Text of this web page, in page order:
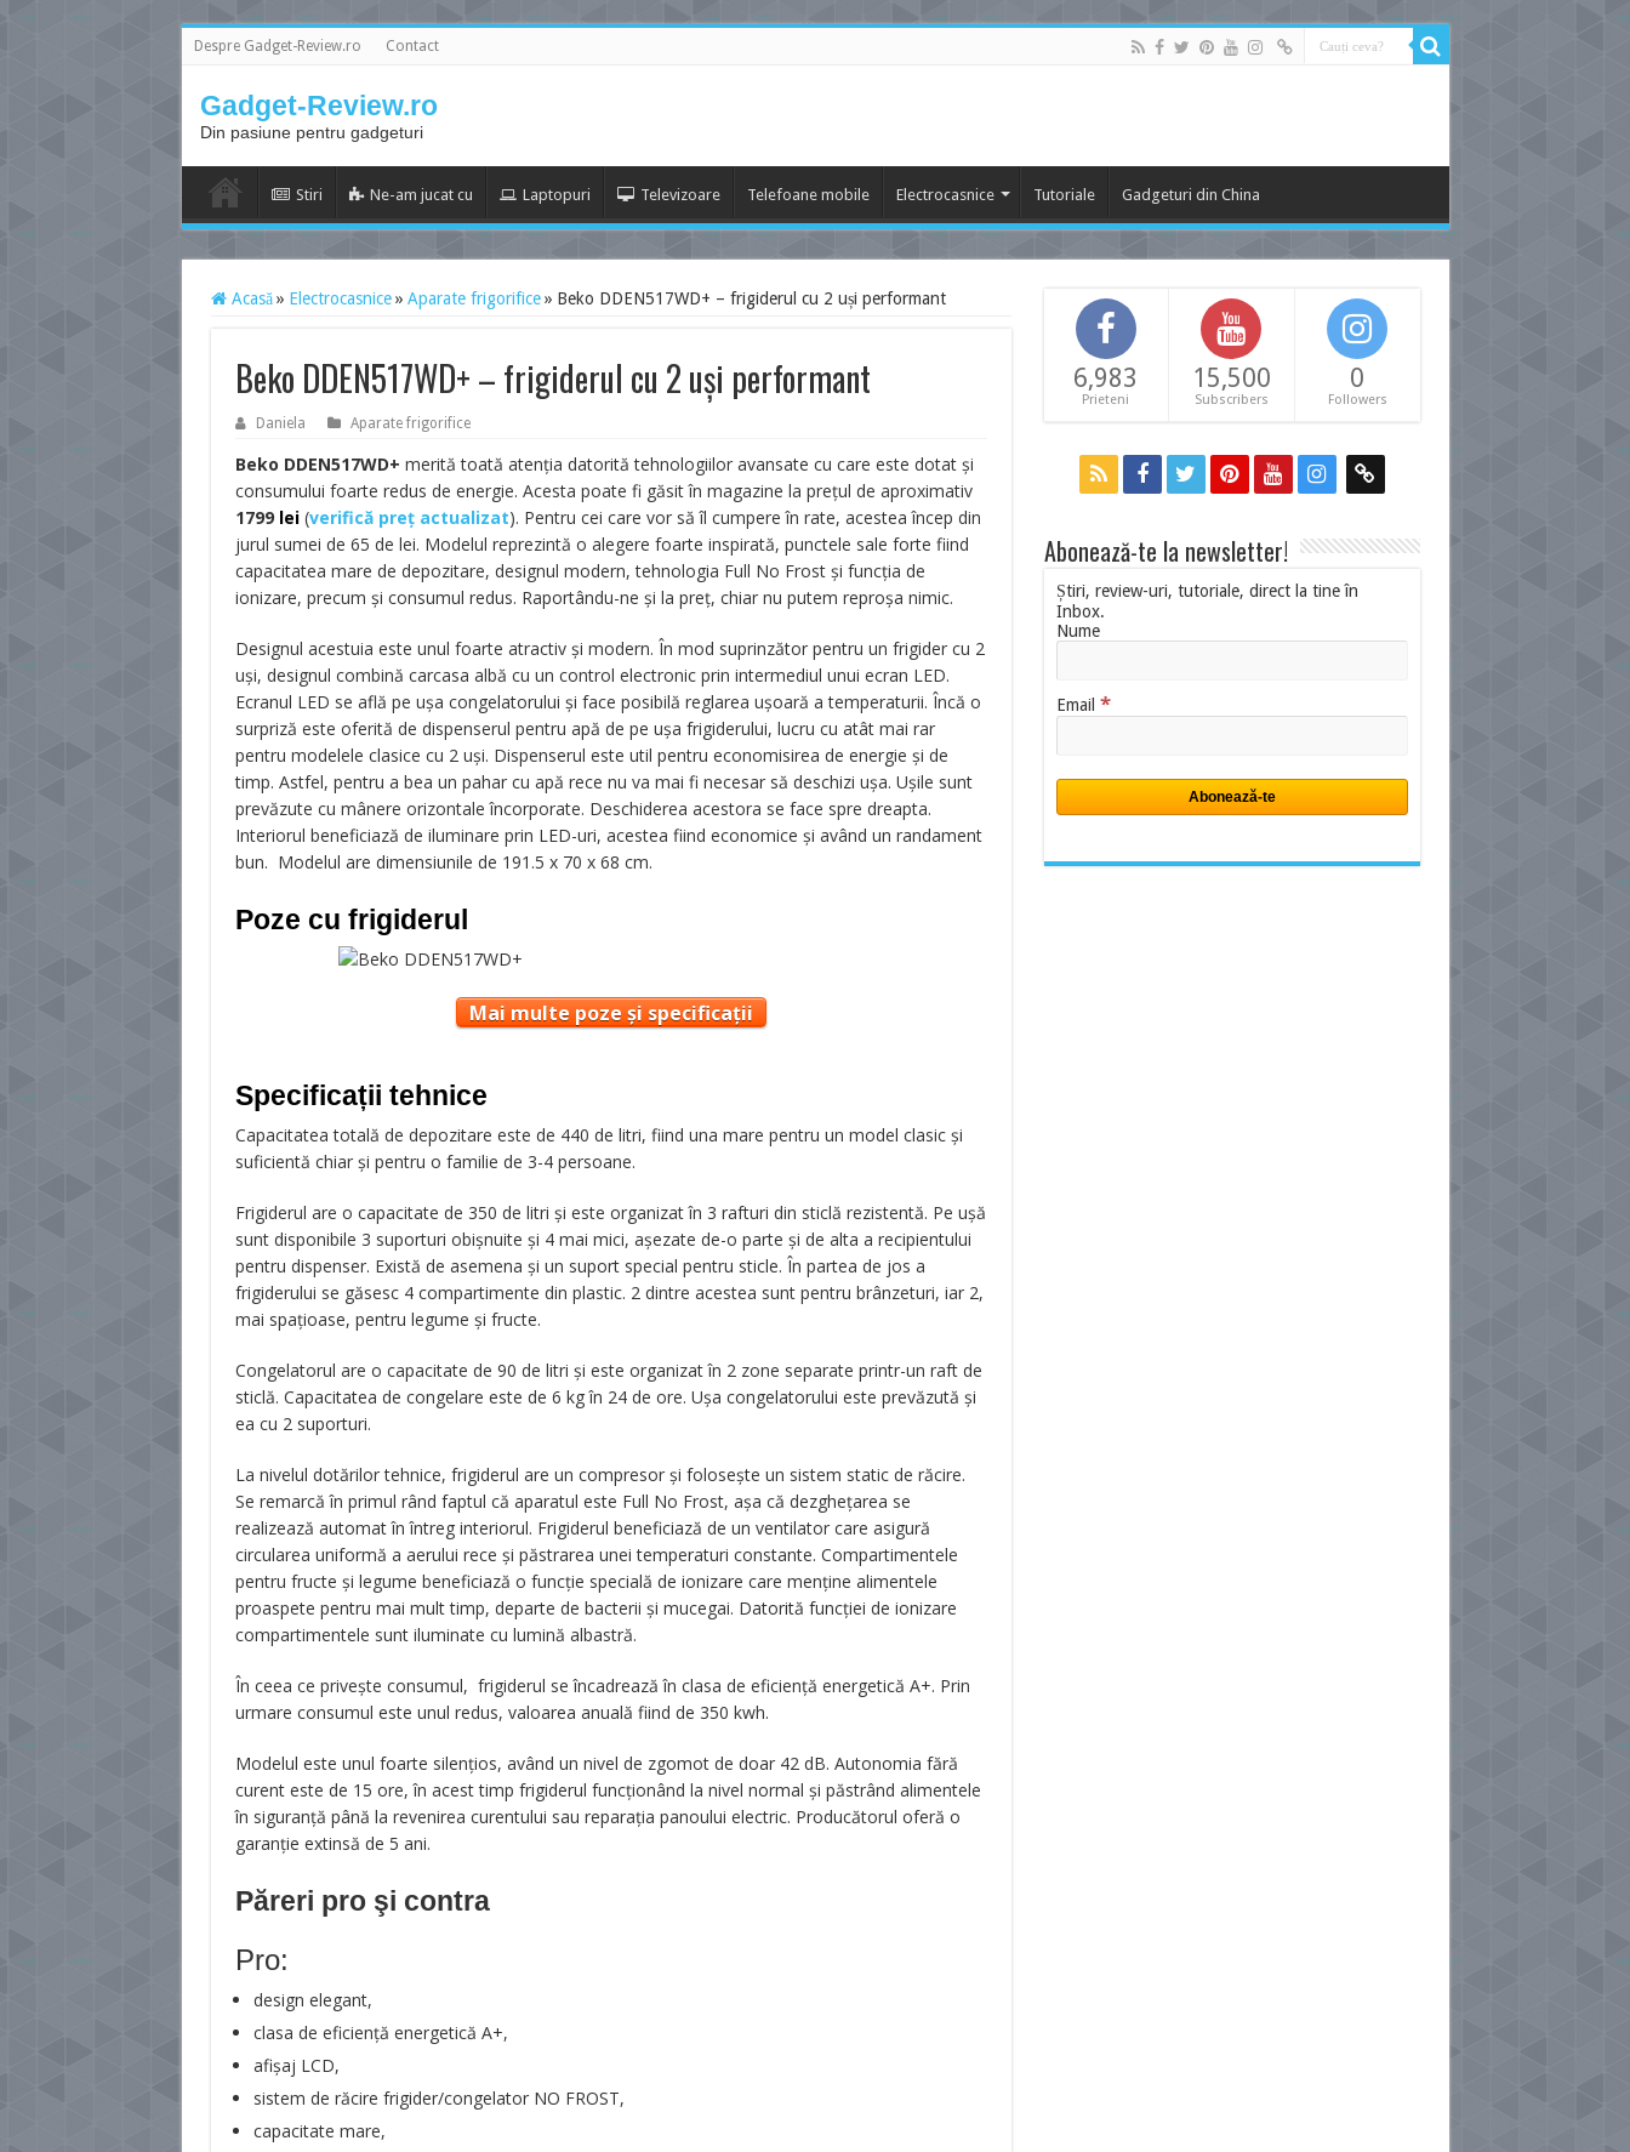
Despre Gadget-Review.ro Contact
Gadget-Review.ro
Din pasiune pentru gadgeturi
Stiri Ne-am jucat cu Laptopuri Televizoare Telefoane mobile Electrocasnice Tutoriale Gadgeturi din China
Acasă » Electrocasnice » Aparate frigorifice » Beko DDEN517WD+ – frigiderul cu 2 uși performant
Beko DDEN517WD+ – frigiderul cu 2 uși performant
Daniela Aparate frigorifice
Beko DDEN517WD+ merită toată atenția datorită tehnologiilor avansate cu care este dotat și
consumului foarte redus de energie. Acesta poate fi găsit în magazine la prețul de aproximativ
1799 lei(verifică preț actualizat). Pentru cei care vor să îl cumpere în rate, acestea încep din
jurul sumei de 65 de lei. Modelul reprezintă o alegere foarte inspirată, punctele sale forte fiind
capacitatea mare de depozitare, designul modern, tehnologia Full No Frost și funcția de
ionizare, precum și consumul redus. Raportându-ne și la preț, chiar nu putem reproșa nimic.
Designul acestuia este unul foarte atractiv și modern. În mod suprinzător pentru un frigider cu 2
uși, designul combină carcasa albă cu un control electronic prin intermediul unui ecran LED.
Ecranul LED se află pe ușa congelatorului și face posibilă reglarea ușoară a temperaturii. Încă o
surpriză este oferită de dispenserul pentru apă de pe ușa frigiderului, lucru cu atât mai rar
pentru modelele clasice cu 2 uși. Dispenserul este util pentru economisirea de energie și de
timp. Astfel, pentru a bea un pahar cu apă rece nu va mai fi necesar să deschizi ușa. Ușile sunt
prevăzute cu mânere orizontale încorporate. Deschiderea acestora se face spre dreapta.
Interiorul beneficiază de iluminare prin LED-uri, acestea fiind economice și având un randament
bun. Modelul are dimensiunile de 191.5 x 70 x 68 cm.
Poze cu frigiderul
Mai multe poze și specificații
Specificații tehnice
Capacitatea totală de depozitare este de 440 de litri, fiind una mare pentru un model clasic și
suficientă chiar și pentru o familie de 3-4 persoane.
Frigiderul are o capacitate de 350 de litri și este organizat în 3 rafturi din sticlă rezistentă. Pe ușă
sunt disponibile 3 suporturi obișnuite și 4 mai mici, așezate de-o parte și de alta a recipientului
pentru dispenser. Există de asemena și un suport special pentru sticle. În partea de jos a
frigiderului se găsesc 4 compartimente din plastic. 2 dintre acestea sunt pentru brânzeturi, iar 2,
mai spațioase, pentru legume și fructe.
Congelatorul are o capacitate de 90 de litri și este organizat în 2 zone separate printr-un raft de
sticlă. Capacitatea de congelare este de 6 kg în 24 de ore. Ușa congelatorului este prevăzută și
ea cu 2 suporturi.
La nivelul dotărilor tehnice, frigiderul are un compresor și folosește un sistem static de răcire.
Se remarcă în primul rând faptul că aparatul este Full No Frost, așa că dezghețarea se
realizează automat în întreg interiorul. Frigiderul beneficiază de un ventilator care asigură
circularea uniformă a aerului rece și păstrarea unei temperaturi constante. Compartimentele
pentru fructe și legume beneficiază o funcție specială de ionizare care menține alimentele
proaspete pentru mai mult timp, departe de bacterii și mucegai. Datorită funcției de ionizare
compartimentele sunt iluminate cu lumină albastră.
În ceea ce privește consumul, frigiderul se încadrează în clasa de eficiență energetică A+. Prin
urmare consumul este unul redus, valoarea anuală fiind de 350 kwh.
Modelul este unul foarte silențios, având un nivel de zgomot de doar 42 dB. Autonomia fără
curent este de 15 ore, în acest timp frigiderul funcționând la nivel normal și păstrând alimentele
în siguranță până la revenirea curentului sau reparația panoului electric. Producătorul oferă o
garanție extinsă de 5 ani.
Păreri pro şi contra
Pro:
design elegant,
clasa de eficiență energetică A+,
afișaj LCD,
sistem de răcire frigider/congelator NO FROST,
capacitate mare,
6,983
Prieteni
15,500
Subscribers
0
Followers
Abonează-te la newsletter!
Știri, review-uri, tutoriale, direct la tine în
Inbox.
Nume
Email *